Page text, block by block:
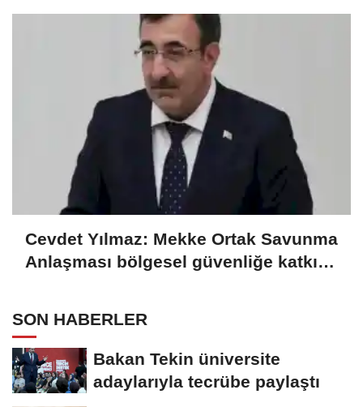
Cevdet Yılmaz: Mekke Ortak Savunma
Anlaşması bölgesel güvenliğe katkı
SON HABERLER
Bakan Tekin üniversite
adaylarıyla tecrübe paylaştı